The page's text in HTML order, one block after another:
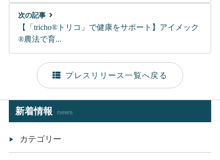
次の記事
【「tricho®トリコ」で健康をサポート】アイメック
®農法で育...
プレスリリース一覧へ戻る
新着情報 news
カテゴリー